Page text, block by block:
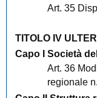
Art. 35
TITOLO IV
Capo I Società
Art. 36
regionale